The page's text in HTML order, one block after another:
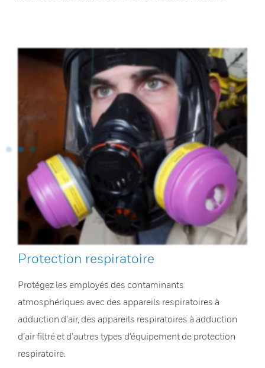
Protection respiratoire
Protégez les employés des contaminants
atmosphériques avec des appareils respiratoires à
adduction d’air, des appareils respiratoires à adduction
d’air filtré et d’autres types d’équipement de protection
respiratoire.